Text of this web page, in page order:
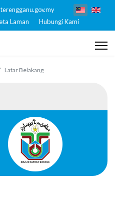
Laman Hubungi Kami
Latar Belakang